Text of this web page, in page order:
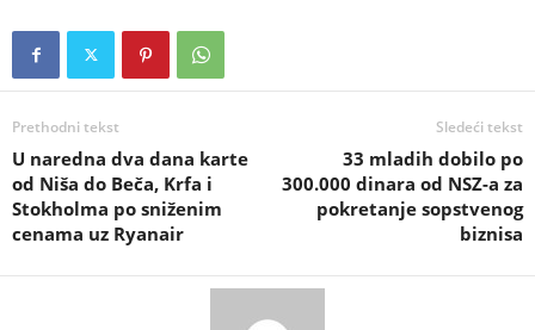
Prethodni tekst
U naredna dva dana karte
od Niša do Beča, Krfa i
Stokholma po sniženim
cenama uz Ryanair
Sledeći tekst
33 mladih dobilo po
300.000 dinara od NSZ-a za
pokretanje sopstvenog
biznisa